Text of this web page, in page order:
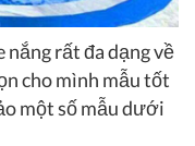
nắng rất đa dạng về
cho mình mẫu tốt
một số mẫu dưới